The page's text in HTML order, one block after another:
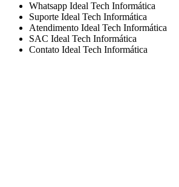
Whatsapp Ideal Tech Informática
Suporte Ideal Tech Informática
Atendimento Ideal Tech Informática
SAC Ideal Tech Informática
Contato Ideal Tech Informática